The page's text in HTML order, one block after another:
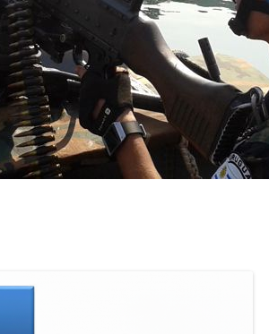
VIDEOS
DISTINTIVOS
OFICIALES DE ESTADO
OBSERVADORES
OFICIALES DE POLICÍA
CONTINGENTES